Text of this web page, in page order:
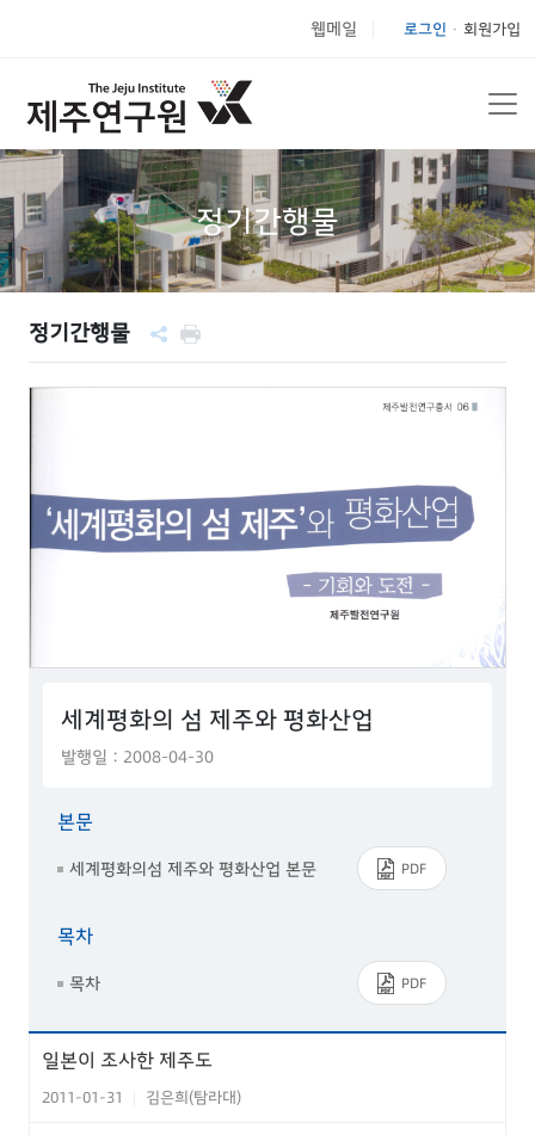
웹메일 로그인 회원가입
정기간행물
정기간행물
세계평화의 섬 제주와 평화산업
발행일 : 2008-04-30
본문
세계평화의섬 제주와 평화산업 본문 PDF
목차
목차 PDF
일본이 조사한 제주도
2011-01-31 김은희(탐라대)